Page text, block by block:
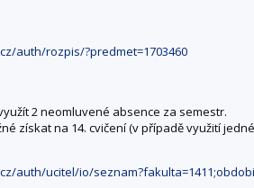
auth/rozpis/?predmet=1703460
2 neomluvené absence za semestr.
získat na 14. cvičení (v případě využití
auth/ucitel/io/